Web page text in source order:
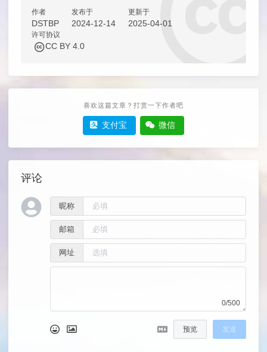
作者
DSTBP
发布于
2024-12-14
更新于
2025-04-01
许可协议
CC BY 4.0
喜欢这篇文章？打赏一下作者吧
支付宝 微信
评论
昵称
邮箱
网址
0/500
预览 发送